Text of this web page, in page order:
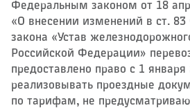
Федеральным законом от 18
«О внесении изменений в ст. 83
закона «Устав
Российской Федерации»
предоставлено право с 1 января
реализовывать проездные
по тарифам, не